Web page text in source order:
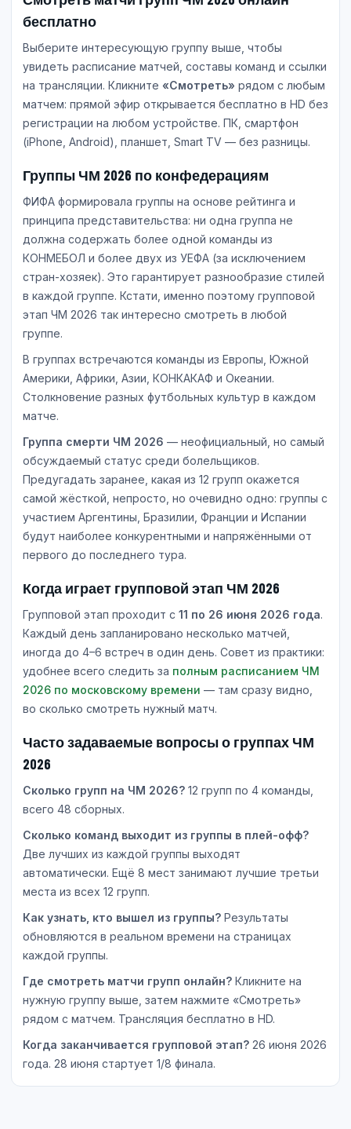
бесплатно
Выберите интересующую группу выше, чтобы
увидеть расписание матчей, составы команд и ссылки
на трансляции. Кликните «Смотреть» рядом с любым
матчем: прямой эфир открывается бесплатно в HD без
регистрации на любом устройстве. ПК, смартфон
(iPhone, Android), планшет, Smart TV — без разницы.
Группы ЧМ 2026 по конфедерациям
ФИФА формировала группы на основе рейтинга и
принципа представительства: ни одна группа не
должна содержать более одной команды из
КОНМЕБОЛ и более двух из УЕФА (за исключением
стран-хозяек). Это гарантирует разнообразие стилей
в каждой группе. Кстати, именно поэтому групповой
этап ЧМ 2026 так интересно смотреть в любой
группе.
В группах встречаются команды из Европы, Южной
Америки, Африки, Азии, КОНКАКАФ и Океании.
Столкновение разных футбольных культур в каждом
матче.
Группа смерти ЧМ 2026 — неофициальный, но самый
обсуждаемый статус среди болельщиков.
Предугадать заранее, какая из 12 групп окажется
самой жёсткой, непросто, но очевидно одно: группы с
участием Аргентины, Бразилии, Франции и Испании
будут наиболее конкурентными и напряжёнными от
первого до последнего тура.
Когда играет групповой этап ЧМ 2026
Групповой этап проходит с 11 по 26 июня 2026 года.
Каждый день запланировано несколько матчей,
иногда до 4–6 встреч в один день. Совет из практики:
удобнее всего следить за полным расписанием ЧМ
2026 по московскому времени — там сразу видно,
во сколько смотреть нужный матч.
Часто задаваемые вопросы о группах ЧМ
2026
Сколько групп на ЧМ 2026? 12 групп по 4 команды,
всего 48 сборных.
Сколько команд выходит из группы в плей-офф?
Две лучших из каждой группы выходят
автоматически. Ещё 8 мест занимают лучшие третьи
места из всех 12 групп.
Как узнать, кто вышел из группы? Результаты
обновляются в реальном времени на страницах
каждой группы.
Где смотреть матчи групп онлайн? Кликните на
нужную группу выше, затем нажмите «Смотреть»
рядом с матчем. Трансляция бесплатно в HD.
Когда заканчивается групповой этап? 26 июня 2026
года. 28 июня стартует 1/8 финала.